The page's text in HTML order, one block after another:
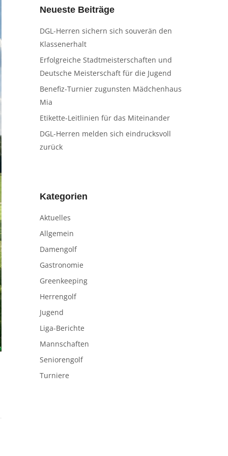
Neueste Beiträge
DGL-Herren sichern sich souverän den
Klassenerhalt
Erfolgreiche Stadtmeisterschaften und
Deutsche Meisterschaft für die Jugend
Benefiz-Turnier zugunsten Mädchenhaus
Mia
Etikette-Leitlinien für das Miteinander
DGL-Herren melden sich eindrucksvoll
zurück
Kategorien
Aktuelles
Allgemein
Damengolf
Gastronomie
Greenkeeping
Herrengolf
Jugend
Liga-Berichte
Mannschaften
Seniorengolf
Turniere